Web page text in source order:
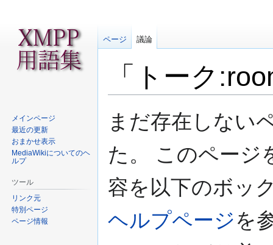
「トーク
ビ
ー
シ
ョ
ン
移
索
移
動
まだ存在しない
た。 このページ
容を以下のボッ
ヘルプページを
ページ 議論
メインページ
最近の更新
おまかせ表示
MediaWikiについてのヘ
ルプ
ツール
リンク元
特別ページ
ページ情報